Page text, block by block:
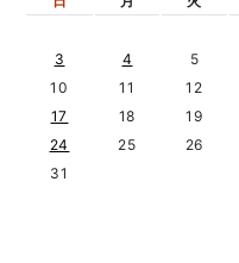
3
4 5
10
11 12
17
18 19
24
25 26
31